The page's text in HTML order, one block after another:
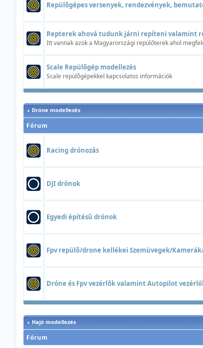
Repülõgépes versenyek, rendezvények,
Repterek ahová tudunk járni repíteni valamint
Itt vannak azok a Magyarországi repülőterek ahol
Scale Repülõgép modellezés
Scale repülõgépekkel kapcsolatos információk
Dróne modellezés
Fórum
Racing drónozás
DJI drónok
Egyedi építésû drónok
Fpv repülõ/drone kellékei Szemüvegek/
Dróne és Fpv vezérlõk valamint Autopilot
Hajó modellezés
Fórum